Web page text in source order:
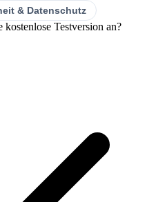
& Datenschutz
Testversion an?